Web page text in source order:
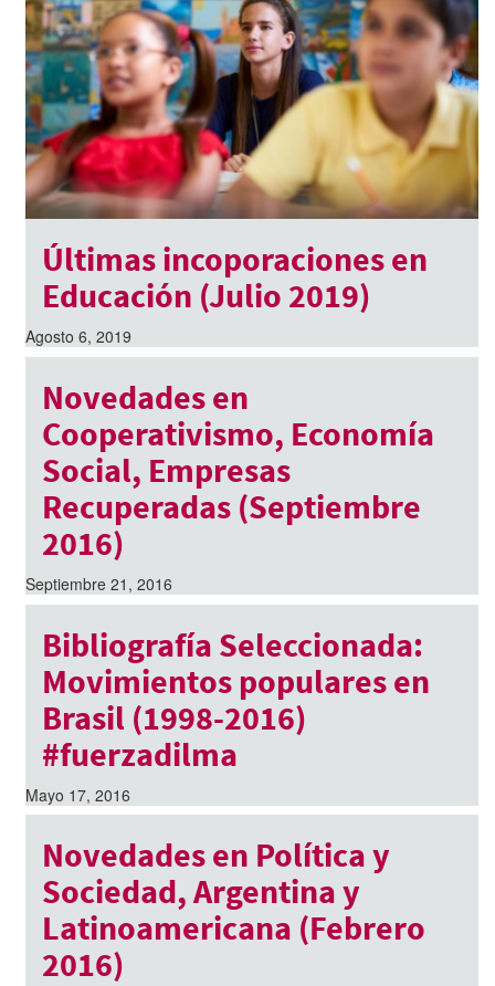
Últimas incoporaciones en
Educación (Julio 2019)
Agosto 6, 2019
Novedades en
Cooperativismo, Economía
Social, Empresas
Recuperadas (Septiembre
2016)
Septiembre 21, 2016
Bibliografía Seleccionada:
Movimientos populares en
Brasil (1998-2016)
#fuerzadilma
Mayo 17, 2016
Novedades en Política y
Sociedad, Argentina y
Latinoamericana (Febrero
2016)